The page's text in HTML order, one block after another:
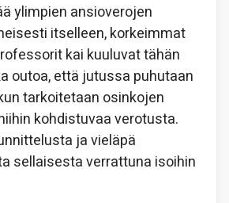
ylimpien ansioverojen
itselleen, korkeimmat
kai kuuluvat tähän
outoa, että jutussa puhutaan
tarkoitetaan osinkojen
kohdistuvaa verotusta.
ja vieläpä
sellaisesta verrattuna isoihin